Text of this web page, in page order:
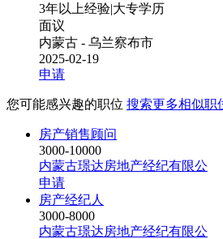
3年以上经验|大专学历
面议
内蒙古 - 乌兰察布市
2025-02-19
申请
您可能感兴趣的职位 搜索更多相似职
房产销售顾问
3000-10000
内蒙古璟达房地产经纪有限公
申请
房产经纪人
3000-8000
内蒙古璟达房地产经纪有限公